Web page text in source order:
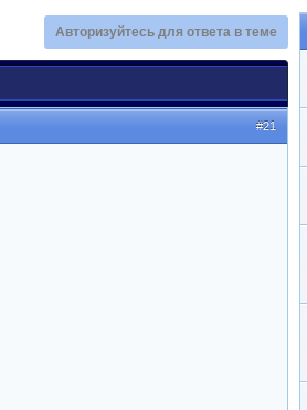
Авторизуйтесь для ответа в теме
#21